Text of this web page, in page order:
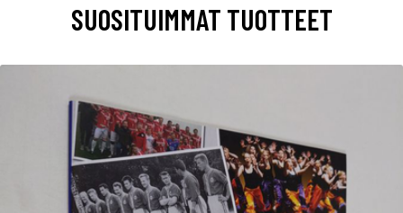
SUOSITUIMMAT TUOTTEET